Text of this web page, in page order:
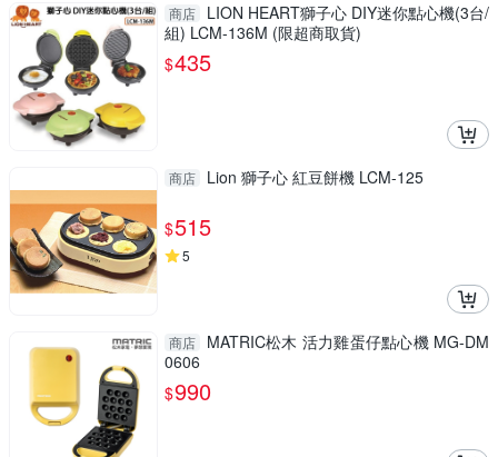
商店
LION HEART獅子心 DIY迷你點心機(3台/
組) LCM-136M (限超商取貨)
$435
商店 Lion 獅子心 紅豆餅機 LCM-125
$515
5
商店
MATRIC松木 活力雞蛋仔點心機 MG-DM
0606
$990